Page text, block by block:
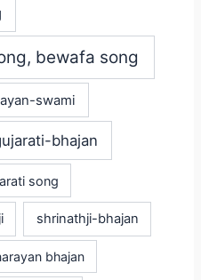
bewafa song
swami
bhajan
song
shrinathji-bhajan
bhajan